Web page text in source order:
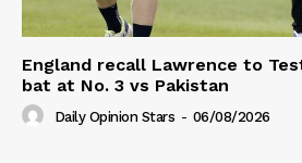
England recall Lawrence to
bat at No. 3 vs Pakistan
Daily Opinion Stars - 06/08/2026